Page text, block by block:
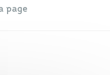
page